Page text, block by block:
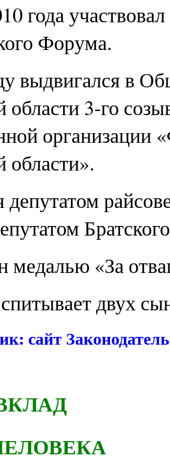
года
Форума.
выдвигался в
области 3-го
организации
области».
депутатом
медалью «За
двух
сайт